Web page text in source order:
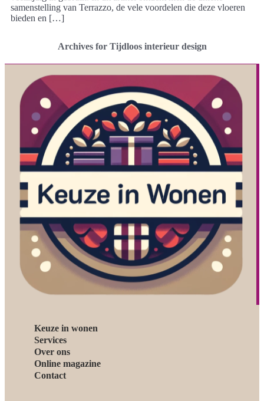
samenstelling van Terrazzo, de vele voordelen die deze vloeren
bieden en […]
Archives for Tijdloos interieur design
Keuze in wonen
Services
Over ons
Online magazine
Contact